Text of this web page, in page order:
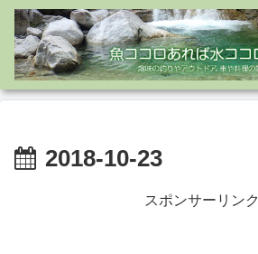
2018-10-23
スポンサーリンク